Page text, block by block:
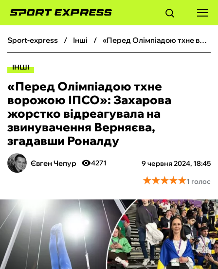
ФУТБОЛ
БОКС
ХОКЕЙ
ТЕНІС
ЧС-2026
ФУТЗАЛ
ІНШІ
sport-express інші «Перед Олімпіадою тхне ворожою ІПСО»: Захарова жорстко відреагувала на звинувачення Верняєва, згадавши Роналду
ІНШІ
«Перед Олімпіадою тхне
ворожою ІПСО»: Захарова
жорстко відреагувала на
звинувачення Верняєва,
згадавши Роналду
Євген Чепур 9 червня 2024, 18:45
4271
★★★★★
★★★★★1 голос